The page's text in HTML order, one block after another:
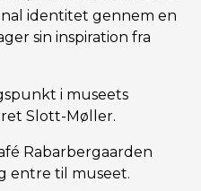
identitet gennem en
sin inspiration fra
i museets
Slott-Møller.
Rabarbergaarden
entre til museet.